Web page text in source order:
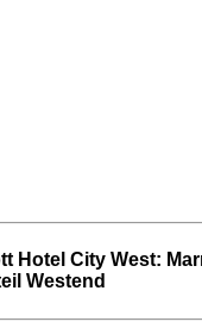
Hotel City West:
Westend